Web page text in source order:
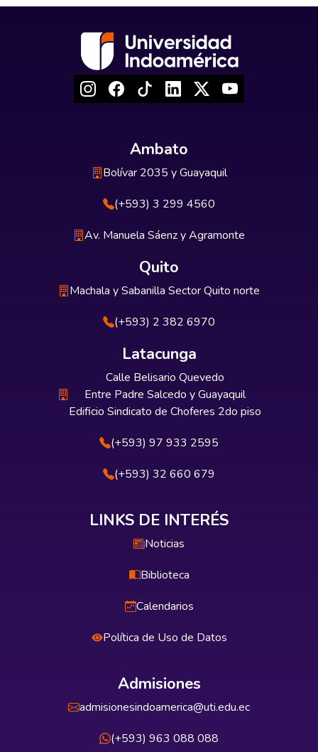
Ambato
Bolívar 2035 y Guayaquil
(+593) 3 299 4560
Av. Manuela Sáenz y Agramonte
Quito
Machala y Sabanilla Sector Quito norte
(+593) 2 382 6970
Latacunga
Calle Belisario Quevedo
Entre Padre Salcedo y Guayaquil
Edificio Sindicato de Choferes 2do piso
(+593) 97 933 2595
(+593) 32 660 679
LINKS DE INTERÉS
Noticias
Biblioteca
Calendarios
Política de Uso de Datos
Admisiones
admisionesindoamerica@uti.edu.ec
(+593) 963 088 088